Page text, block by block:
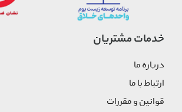
خدمات مشتریان
درباره ما
ارتباط با ما
قوانین و مقررات